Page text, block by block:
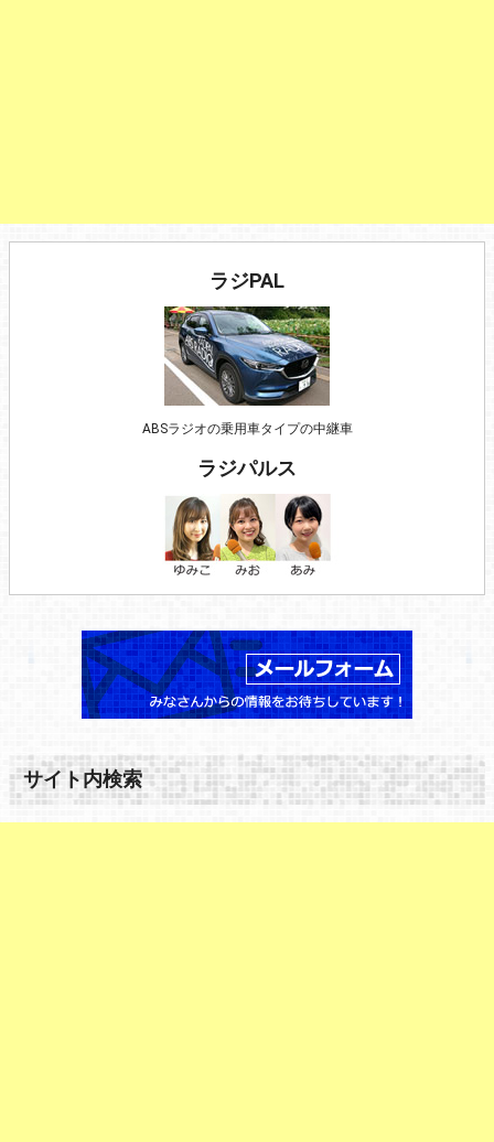
ラジPAL
ABSラジオの乗用車タイプの中継車
ラジパルス
サイト内検索